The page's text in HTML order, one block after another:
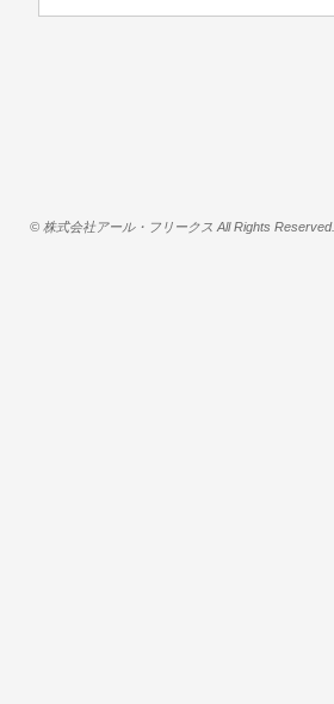
© 株式会社アール・フリークス All Rights Reserved.